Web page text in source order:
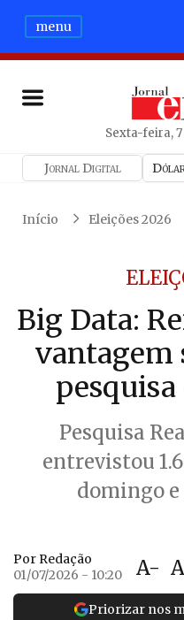
menu
Sexta-feira,
Jornal Digital
Início Eleições 2026
Big Data:
vantagem
Pesquisa
entrevistou
domingo
Por Redação
01/07/2026 - 10:20
A-
Priorizar nos